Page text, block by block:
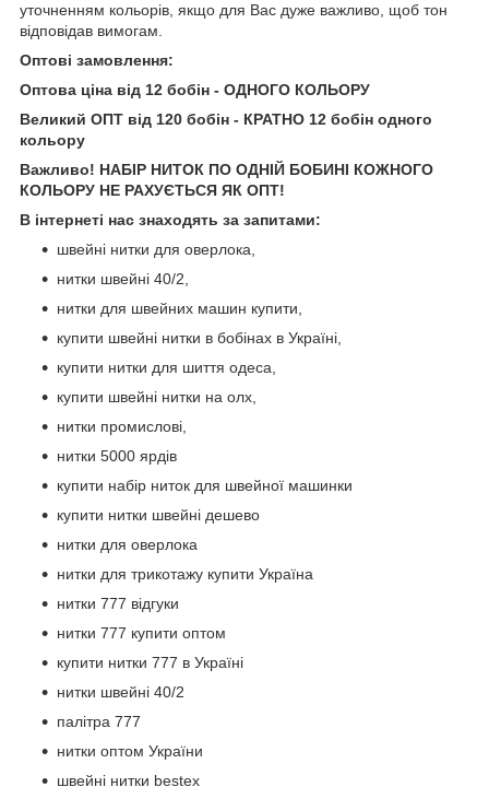
уточненням кольорів, якщо для Вас дуже важливо, щоб тон
відповідав вимогам.
Оптові замовлення:
Оптова ціна від 12 бобін - ОДНОГО КОЛЬОРУ
Великий ОПТ від 120 бобін - КРАТНО 12 бобін одного
кольору
Важливо! НАБІР НИТОК ПО ОДНІЙ БОБИНІ КОЖНОГО
КОЛЬОРУ НЕ РАХУЄТЬСЯ ЯК ОПТ!
В інтернеті нас знаходять за запитами:
швейні нитки для оверлока,
нитки швейні 40/2,
нитки для швейних машин купити,
купити швейні нитки в бобінах в Україні,
купити нитки для шиття одеса,
купити швейні нитки на олх,
нитки промислові,
нитки 5000 ярдів
купити набір ниток для швейної машинки
купити нитки швейні дешево
нитки для оверлока
нитки для трикотажу купити Україна
нитки 777 відгуки
нитки 777 купити оптом
купити нитки 777 в Україні
нитки швейні 40/2
палітра 777
нитки оптом України
швейні нитки bestex